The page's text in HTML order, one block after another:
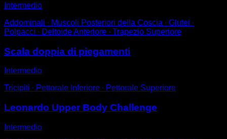
Intermedio
Addominali ∙ Muscoli Posteriori della Coscia ∙ Glutei ∙
Polpacci ∙ Deltoide Anteriore ∙ Trapezio Superiore
Scala doppia di piegamenti
Intermedio
Tricipiti ∙ Pettorale Inferiore ∙ Pettorale Superiore
Leonardo Upper Body Challenge
Intermedio